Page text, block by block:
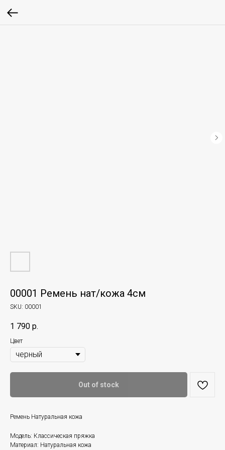
00001 Ремень нат/кожа 4см
SKU: 00001
1 790 р.
Цвет
Out of stock
Ремень Натуральная кожа
Модель: Классическая пряжка
Материал: Натуральная кожа